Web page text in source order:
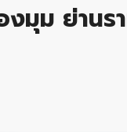
มุม ย่านร